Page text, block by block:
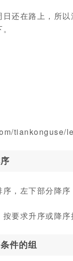
还在路上，所以
，左下部分降序
要求升序或降序
件的组